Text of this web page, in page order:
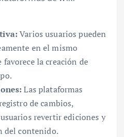
Varios usuarios pueden
en el mismo
la creación de
Las plataformas
de cambios,
revertir ediciones y
del contenido.